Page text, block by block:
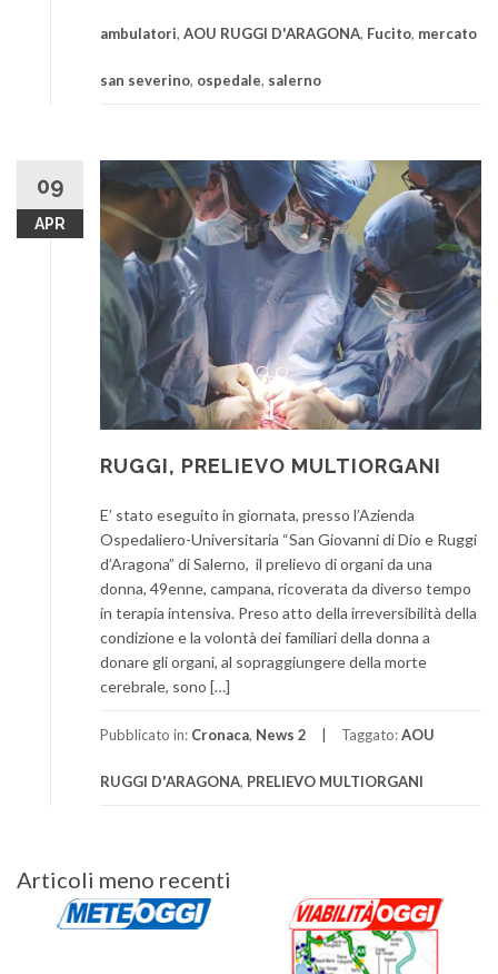
ambulatori, AOU RUGGI D'ARAGONA, Fucito, mercato
san severino, ospedale, salerno
09
APR
RUGGI, PRELIEVO MULTIORGANI
E’ stato eseguito in giornata, presso l’Azienda
Ospedaliero-Universitaria “San Giovanni di Dio e Ruggi
d’Aragona” di Salerno, il prelievo di organi da una
donna, 49enne, campana, ricoverata da diverso tempo
in terapia intensiva. Preso atto della irreversibilità della
condizione e la volontà dei familiari della donna a
donare gli organi, al sopraggiungere della morte
cerebrale, sono […]
Pubblicato in: Cronaca, News 2 Taggato:AOU
RUGGI D'ARAGONA, PRELIEVO MULTIORGANI
Navigazione
articoli
Articoli meno recenti